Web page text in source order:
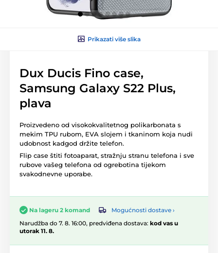
Prikazati više slika
Dux Ducis Fino case,
Samsung Galaxy S22 Plus,
plava
Proizvedeno od visokokvalitetnog polikarbonata s
mekim TPU rubom, EVA slojem i tkaninom koja nudi
udobnost kadgod držite telefon.
Flip case štiti fotoaparat, stražnju stranu telefona i sve
rubove vašeg telefona od ogrebotina tijekom
svakodnevne uporabe.
Na lageru 2 komand
Mogućnosti dostave ›
Narudžba do 7. 8. 16:00, predviđena dostava: kod vas u
utorak 11. 8.